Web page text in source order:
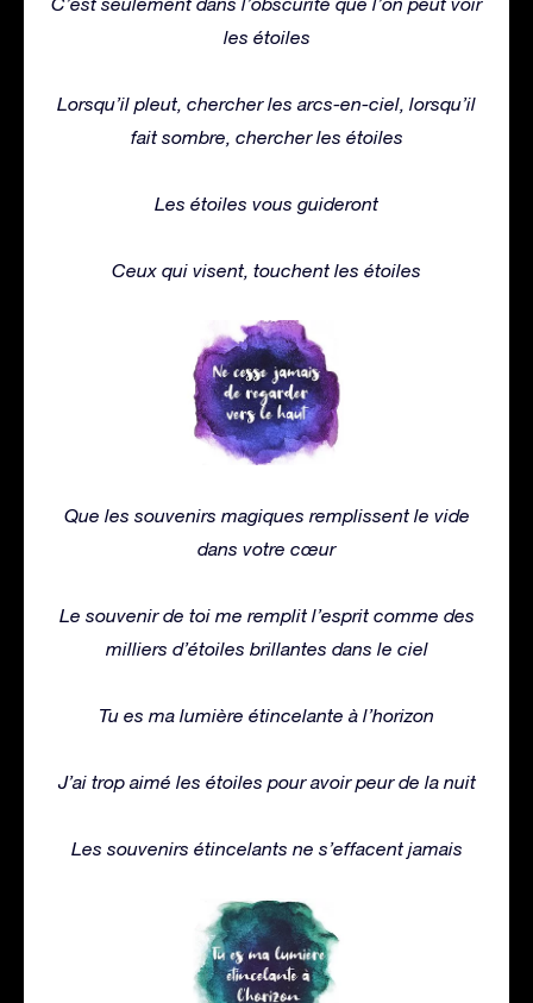
les étoiles
Lorsqu’il pleut, chercher les arcs-en-ciel, lorsqu’il
fait sombre, chercher les étoiles
Les étoiles vous guideront
Ceux qui visent, touchent les étoiles
Que les souvenirs magiques remplissent le vide
dans votre cœur
Le souvenir de toi me remplit l’esprit comme des
milliers d’étoiles brillantes dans le ciel
Tu es ma lumière étincelante à l’horizon
J’ai trop aimé les étoiles pour avoir peur de la nuit
Les souvenirs étincelants ne s’effacent jamais